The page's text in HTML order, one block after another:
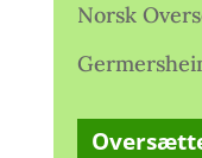
Norsk